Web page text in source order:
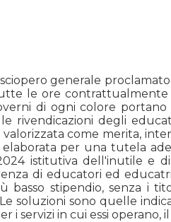
generale
le ore
di ogni colore portano
rivendicazioni degli
come merita,
per una tutela
istitutiva dell'inutile e
di educatori ed
stipendio, senza i
soluzioni sono quelle
i servizi in cui essi operano,